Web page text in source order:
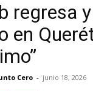
regresa
en
Cero - junio 18, 2026